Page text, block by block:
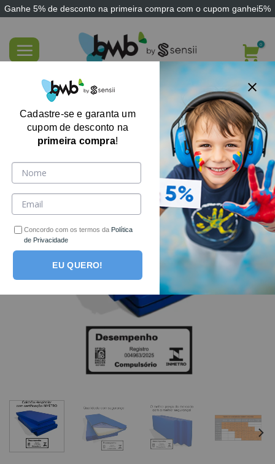
Ganhe 5% de desconto na primeira compra com o cupom ganhei5%
content
Colchão Hospitalar Impermeável Corino
188 x 88 x 12 Espuma D33
Cadastre-se e garanta um
cupom de desconto na
primeira compra!
Concordo com os termos da Política
de Privacidade
EU QUERO!